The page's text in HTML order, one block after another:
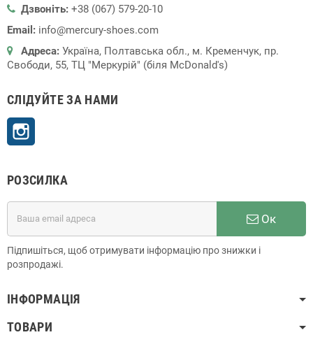
Дзвоніть: +38 (067) 579-20-10
Email: info@mercury-shoes.com
Адреса: Україна, Полтавська обл., м. Кременчук, пр.
Свободи, 55, ТЦ "Меркурій" (біля McDonald's)
СЛІДУЙТЕ ЗА НАМИ
РОЗСИЛКА
Ок
Підпишіться, щоб отримувати інформацію про знижки і
розпродажі.
ІНФОРМАЦІЯ
ТОВАРИ